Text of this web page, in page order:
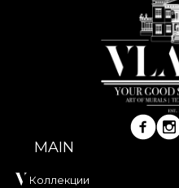
MAIN
Коллекции